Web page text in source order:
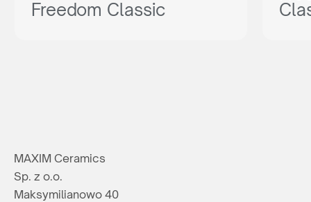
Freedom Classic
MAXIM Ceramics
Sp. z o.o.
Maksymilianowo 40